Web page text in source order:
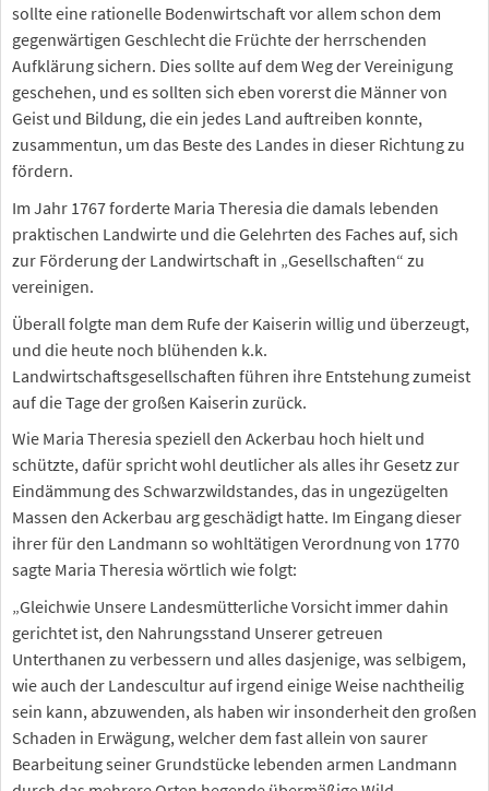
sollte eine rationelle Bodenwirtschaft vor allem schon dem
gegenwärtigen Geschlecht die Früchte der herrschenden
Aufklärung sichern. Dies sollte auf dem Weg der Vereinigung
geschehen, und es sollten sich eben vorerst die Männer von
Geist und Bildung, die ein jedes Land auftreiben konnte,
zusammentun, um das Beste des Landes in dieser Richtung zu
fördern.
Im Jahr 1767 forderte Maria Theresia die damals lebenden
praktischen Landwirte und die Gelehrten des Faches auf, sich
zur Förderung der Landwirtschaft in „Gesellschaften“ zu
vereinigen.
Überall folgte man dem Rufe der Kaiserin willig und überzeugt,
und die heute noch blühenden k.k.
Landwirtschaftsgesellschaften führen ihre Entstehung zumeist
auf die Tage der großen Kaiserin zurück.
Wie Maria Theresia speziell den Ackerbau hoch hielt und
schützte, dafür spricht wohl deutlicher als alles ihr Gesetz zur
Eindämmung des Schwarzwildstandes, das in ungezügelten
Massen den Ackerbau arg geschädigt hatte. Im Eingang dieser
ihrer für den Landmann so wohltätigen Verordnung von 1770
sagte Maria Theresia wörtlich wie folgt:
„Gleichwie Unsere Landesmütterliche Vorsicht immer dahin
gerichtet ist, den Nahrungsstand Unserer getreuen
Unterthanen zu verbessern und alles dasjenige, was selbigem,
wie auch der Landescultur auf irgend einige Weise nachtheilig
sein kann, abzuwenden, als haben wir insonderheit den großen
Schaden in Erwägung, welcher dem fast allein von saurer
Bearbeitung seiner Grundstücke lebenden armen Landmann